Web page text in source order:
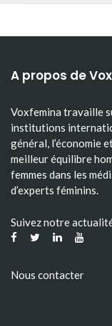
A propos de
Voxfemina travaille
institutions
général, l’économie
meilleur équilibre
femmes dans les
d’experts féminins.
Suivez notre
Nous contacter